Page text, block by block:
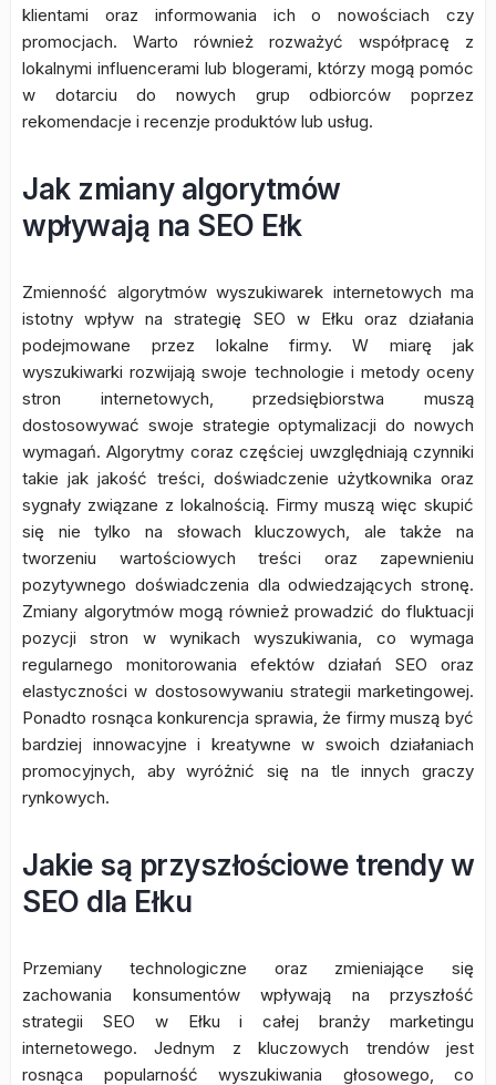
klientami oraz informowania ich o nowościach czy
promocjach. Warto również rozważyć współpracę z
lokalnymi influencerami lub blogerami, którzy mogą pomóc
w dotarciu do nowych grup odbiorców poprzez
rekomendacje i recenzje produktów lub usług.
Jak zmiany algorytmów
wpływają na SEO Ełk
Zmienność algorytmów wyszukiwarek internetowych ma
istotny wpływ na strategię SEO w Ełku oraz działania
podejmowane przez lokalne firmy. W miarę jak
wyszukiwarki rozwijają swoje technologie i metody oceny
stron internetowych, przedsiębiorstwa muszą
dostosowywać swoje strategie optymalizacji do nowych
wymagań. Algorytmy coraz częściej uwzględniają czynniki
takie jak jakość treści, doświadczenie użytkownika oraz
sygnały związane z lokalnością. Firmy muszą więc skupić
się nie tylko na słowach kluczowych, ale także na
tworzeniu wartościowych treści oraz zapewnieniu
pozytywnego doświadczenia dla odwiedzających stronę.
Zmiany algorytmów mogą również prowadzić do fluktuacji
pozycji stron w wynikach wyszukiwania, co wymaga
regularnego monitorowania efektów działań SEO oraz
elastyczności w dostosowywaniu strategii marketingowej.
Ponadto rosnąca konkurencja sprawia, że firmy muszą być
bardziej innowacyjne i kreatywne w swoich działaniach
promocyjnych, aby wyróżnić się na tle innych graczy
rynkowych.
Jakie są przyszłościowe trendy w
SEO dla Ełku
Przemiany technologiczne oraz zmieniające się
zachowania konsumentów wpływają na przyszłość
strategii SEO w Ełku i całej branży marketingu
internetowego. Jednym z kluczowych trendów jest
rosnąca popularność wyszukiwania głosowego, co